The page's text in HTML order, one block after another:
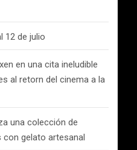
12 de julio
en una cita ineludible
al retorn del cinema a la
una colección de
con gelato artesanal